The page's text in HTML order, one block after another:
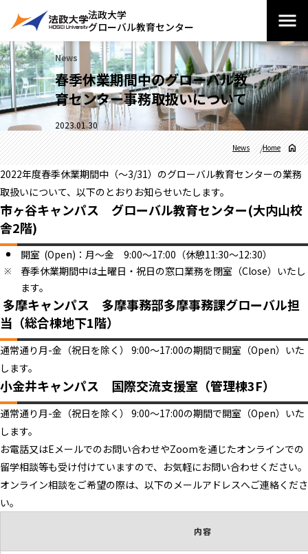
法政大学
グローバル教育センター
News
春季休業期間中のグローバル教
育センター事務取扱いについて
2023.01.30
Home
News
2022年度春季休業期間中（～3/31）のグローバル教育センターの業務
取扱いについて、以下のとおりお知らせいたします。
市ヶ谷キャンパス グローバル教育センター(大内山校
舎2階)
開室 (Open)：月～金 9:00～17:00（休憩11:30～12:30）
春季休業期間中は土曜日・祝日の窓口業務を閉室（Close）いたし
ます。
多摩キャンパス 多摩事務部多摩事務課グローバル担
当（総合棟地下1階）
通常通り月-金（祝日を除く） 9:00～17:00の期間で開室（Open）いた
します。
小金井キャンパス 国際交流支援室（管理棟3F）
通常通り月-金（祝日を除く） 9:00～17:00の期間で開室（Open）いた
します。
お電話又はEメールでのお問い合わせやZoomを通じたオンラインでの
留学相談等も受け付けていますので、お気軽にお問い合わせください。
オンライン相談をご希望の際は、以下のメールアドレスへご連絡くださ
い。
内容